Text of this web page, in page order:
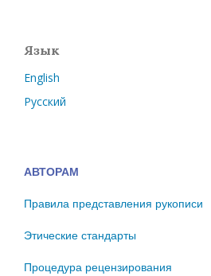
Язык
English
Русский
АВТОРАМ
Правила представления рукописи
Этические стандарты
Процедура рецензирования